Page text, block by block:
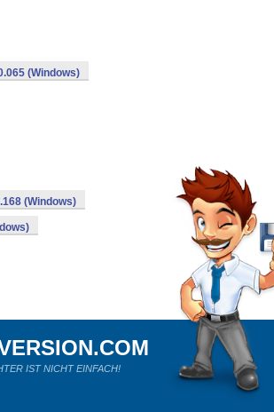
(Windows)
(Windows)
IST NICHT EINFACH!